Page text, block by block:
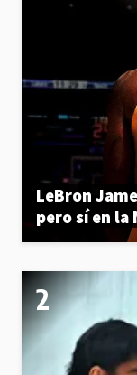
LeBron
pero sí en la